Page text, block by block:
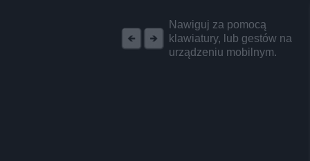
Nawiguj za pomocą
klawiatury, lub gestów na
urządzeniu mobilnym.